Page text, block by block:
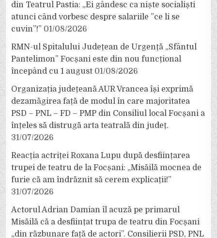
din Teatrul Pastia: „Ei gândesc ca niște socialiști
atunci când vorbesc despre salariile ”ce li se
cuvin”!” 01/08/2026
RMN-ul Spitalului Județean de Urgență „Sfântul
Pantelimon” Focșani este din nou funcțional
începând cu 1 august 01/08/2026
Organizația județeană AUR Vrancea își exprimă
dezamăgirea față de modul în care majoritatea
PSD – PNL – FD – PMP din Consiliul local Focșani a
înțeles să distrugă arta teatrală din județ.
31/07/2026
Reacția actriței Roxana Lupu după desființarea
trupei de teatru de la Focșani: „Misăilă mocnea de
furie că am îndrăznit să cerem explicații!”
31/07/2026
Actorul Adrian Damian îl acuză pe primarul
Misăilă că a desființat trupa de teatru din Focșani
„din răzbunare față de actori”. Consilierii PSD, PNL